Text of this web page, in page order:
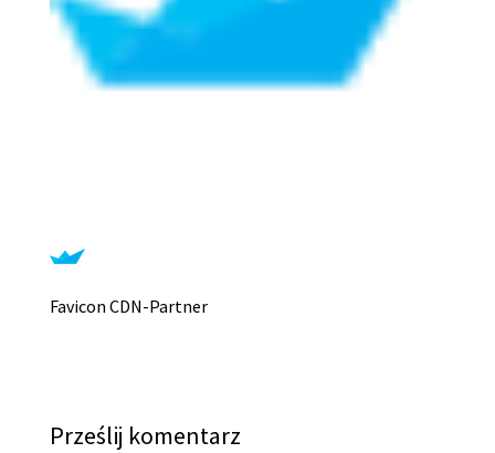
Favicon CDN-Partner
Prześlij komentarz